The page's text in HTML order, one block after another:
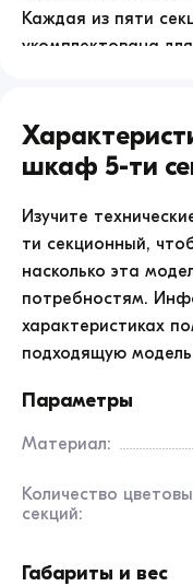
Каждая из пяти
укомплектована
В верхней части
для шапок, панам
На внутренней
прочных крючка
формы.
Вместо
используется
ширину фасада.
свой отсек
Надежность и
российской ЛДСП
деталей надежно
кромкой ПВХ 2 мм,
эксплуатации.
Шкаф 5-ти
Изучите
ти секционный,
насколько эта
потребностям.
характеристиках
подходящую
Параметры
Материал:
Количество
секций:
Габариты и вес